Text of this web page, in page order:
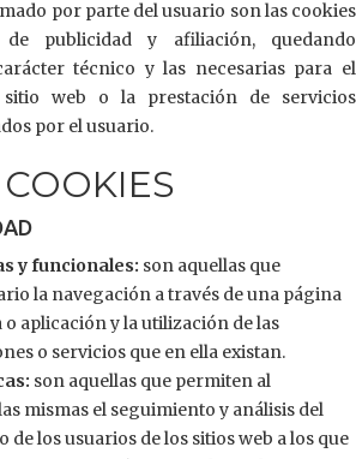
por parte del usuario son las cookies
publicidad y afiliación, quedando
técnico y las necesarias para el
web o la prestación de servicios
por el usuario.
y funcionales: son aquellas que
la navegación a través de una página
aplicación y la utilización de las
o servicios que en ella existan.
son aquellas que permiten al
mismas el seguimiento y análisis del
los usuarios de los sitios web a los que